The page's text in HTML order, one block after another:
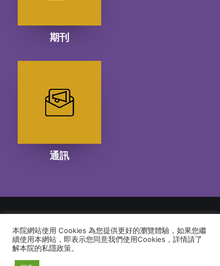
期刊
通訊
© 2026 建道神學院Alliance Bible Seminary. All rights reserved
本院網站使用 Cookies 為您提供更好的瀏覽體驗，如果您繼
續使用本網站，即表示您同意我們使用Cookies，詳情請了
解本院的私隱政策。